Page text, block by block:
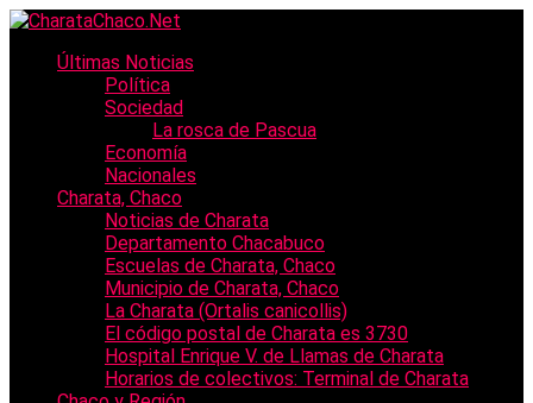
Últimas Noticias
Política
Sociedad
La rosca de Pascua
Economía
Nacionales
Charata, Chaco
Noticias de Charata
Departamento Chacabuco
Escuelas de Charata, Chaco
Municipio de Charata, Chaco
La Charata (Ortalis canicollis)
El código postal de Charata es 3730
Hospital Enrique V. de Llamas de Charata
Horarios de colectivos: Terminal de Charata